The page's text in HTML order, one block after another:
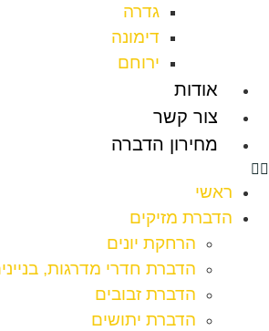
גדרה
דימונה
ירוחם
אודות
צור קשר
מחירון הדברה
ראשי
הדברת מזיקים
הרחקת יונים
הדברת חדרי מדרגות,
הדברת זבובים
הדברת יתושים